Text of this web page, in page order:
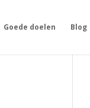
Goede doelen Blog